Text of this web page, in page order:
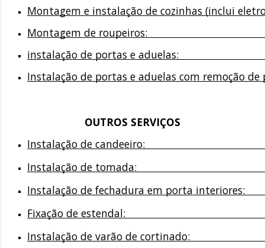
Montagem e instalação de cozinhas (inclui
Montagem de roupeiros:
instalação de portas e aduelas:
Instalação de portas e aduelas com remoção de
OUTROS SERVIÇOS
Instalação de candeeiro:
Instalação de tomada:
Instalação de fechadura em porta interiores:
Fixação de estendal:
Instalação de varão de cortinado: